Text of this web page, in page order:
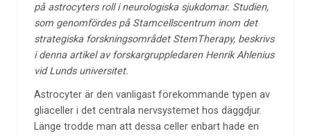
på astrocyters roll i neurologiska sjukdomar. Studien,
som genomfördes på Stamcellscentrum inom det
strategiska forskningsområdet StemTherapy, beskrivs
i denna artikel av forskargruppledaren Henrik Ahlenius
vid Lunds universitet.
Astrocyter är den vanligast förekommande typen av
gliaceller i det centrala nervsystemet hos däggdjur.
Länge trodde man att dessa celler enbart hade en